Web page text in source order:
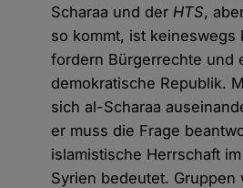
Scharaa und der HTS,
so kommt, ist keineswegs
fordern Bürgerrechte und
demokratische Republik.
sich al-Scharaa
er muss die Frage
islamistische Herrschaft
Syrien bedeutet. Gruppen